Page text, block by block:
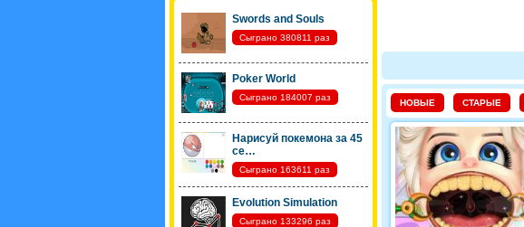
Swords and Souls
Сыграно 380811 раз
Poker World
Сыграно 184007 раз
Нарисуй покемона за 45
се…
Сыграно 163611 раз
Evolution Simulation
Сыграно 133296 раз
НОВЫЕ СТАРЫЕ